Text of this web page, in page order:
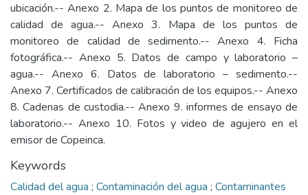
ubicación.-- Anexo 2. Mapa de los puntos de monitoreo de
calidad de agua.-- Anexo 3. Mapa de los puntos de
monitoreo de calidad de sedimento.-- Anexo 4. Ficha
fotográfica.-- Anexo 5. Datos de campo y laboratorio –
agua.-- Anexo 6. Datos de laboratorio – sedimento.--
Anexo 7. Certificados de calibración de los equipos.-- Anexo
8. Cadenas de custodia.-- Anexo 9. informes de ensayo de
laboratorio.-- Anexo 10. Fotos y video de agujero en el
emisor de Copeinca.
Keywords
Calidad del agua ; Contaminación del agua ; Contaminantes